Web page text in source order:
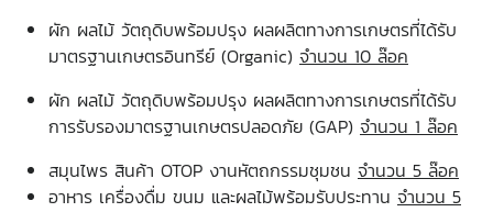
ผัก ผลไม้ วัตถุดิบพร้อมปรุง ผลผลิตทางการเกษตรที่ได้รับ
มาตรฐานเกษตรอินทรีย์ (Organic) จำนวน 10 ล๊อค
ผัก ผลไม้ วัตถุดิบพร้อมปรุง ผลผลิตทางการเกษตรที่ได้รับ
การรับรองมาตรฐานเกษตรปลอดภัย (GAP) จำนวน 1 ล๊อค
สมุนไพร สินค้า OTOP งานหัตถกรรมชุมชน จำนวน 5 ล๊อค
อาหาร เครื่องดื่ม ขนม และผลไม้พร้อมรับประทาน จำนวน 5